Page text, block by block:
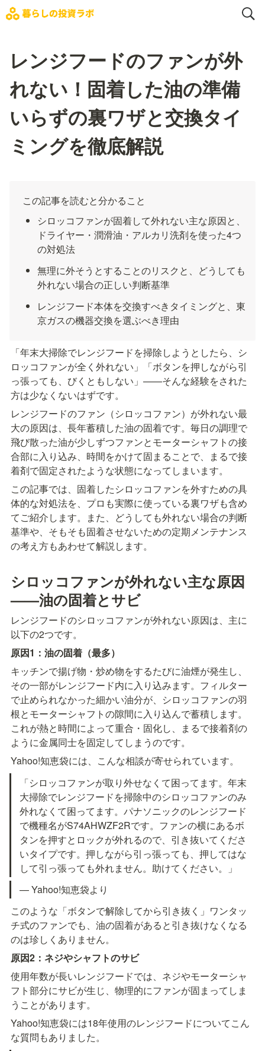
レンジフードのファンが外
れない！固着した油の準備
いらずの裏ワザと交換タイ
ミングを徹底解説
この記事を読むと分かること
シロッコファンが固着して外れない主な原因と、
ドライヤー・潤滑油・アルカリ洗剤を使った4つ
の対処法
無理に外そうとすることのリスクと、どうしても
外れない場合の正しい判断基準
レンジフード本体を交換すべきタイミングと、東
京ガスの機器交換を選ぶべき理由
「年末大掃除でレンジフードを掃除しようとしたら、シ
ロッコファンが全く外れない」「ボタンを押しながら引
っ張っても、びくともしない」——そんな経験をされた
方は少なくないはずです。
レンジフードのファン（シロッコファン）が外れない最
大の原因は、長年蓄積した油の固着です。毎日の調理で
飛び散った油が少しずつファンとモーターシャフトの接
合部に入り込み、時間をかけて固まることで、まるで接
着剤で固定されたような状態になってしまいます。
この記事では、固着したシロッコファンを外すための具
体的な対処法を、プロも実際に使っている裏ワザも含め
てご紹介します。また、どうしても外れない場合の判断
基準や、そもそも固着させないための定期メンテナンス
の考え方もあわせて解説します。
シロッコファンが外れない主な原因
——油の固着とサビ
レンジフードのシロッコファンが外れない原因は、主に
以下の2つです。
原因1：油の固着（最多）
キッチンで揚げ物・炒め物をするたびに油煙が発生し、
その一部がレンジフード内に入り込みます。フィルター
で止められなかった細かい油分が、シロッコファンの羽
根とモーターシャフトの隙間に入り込んで蓄積します。
これが熱と時間によって重合・固化し、まるで接着剤の
ように金属同士を固定してしまうのです。
Yahoo!知恵袋には、こんな相談が寄せられています。
「シロッコファンが取り外せなくて困ってます。年末
大掃除でレンジフードを掃除中のシロッコファンのみ
外れなくて困ってます。パナソニックのレンジフード
で機種名がS74AHWZF2Rです。ファンの横にあるボ
タンを押すとロックが外れるので、引き抜いてくださ
いタイプです。押しながら引っ張っても、押してはな
して引っ張っても外れません。助けてください。」
— Yahoo!知恵袋より
このような「ボタンで解除してから引き抜く」ワンタッ
チ式のファンでも、油の固着があると引き抜けなくなる
のは珍しくありません。
原因2：ネジやシャフトのサビ
使用年数が長いレンジフードでは、ネジやモーターシャ
フト部分にサビが生じ、物理的にファンが固まってしま
うことがあります。
Yahoo!知恵袋には18年使用のレンジフードについてこん
な質問もありました。